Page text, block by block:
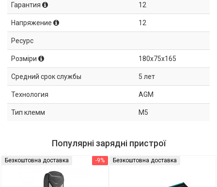
Гарантия 12
Напряжение 12
Ресурс
Розміри 180x75x165
Средний срок службы 5 лет
Технология AGM
Тип клемм M5
Популярні зарядні пристрої
-9%
Безкоштовна доставка Безкоштовна доставка